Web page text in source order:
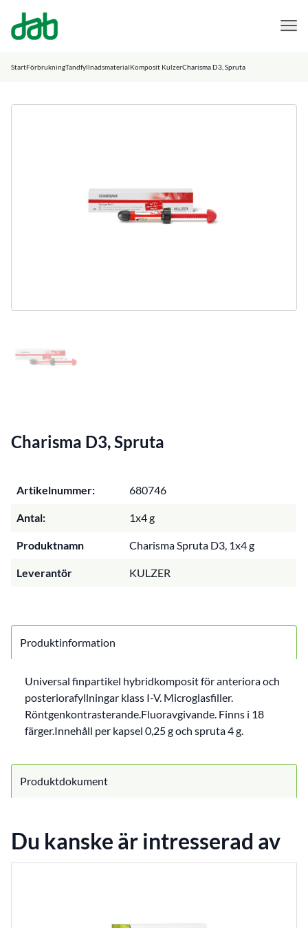
DAB Dental
StartFörbrukningTandfyllnadsmaterialKomposit KulzerCharisma D3, Spruta
Charisma D3, Spruta
Artikelnummer: 680746
Antal: 1x4 g
Produktnamn Charisma Spruta D3, 1x4 g
Leverantör KULZER
Produktinformation
Universal finpartikel hybridkomposit för anteriora och
posteriorafyllningar klass I-V. Microglasfiller.
Röntgenkontrasterande.Fluoravgivande. Finns i 18
färger.Innehåll per kapsel 0,25 g och spruta 4 g.
Produktdokument
Du kanske är intresserad av